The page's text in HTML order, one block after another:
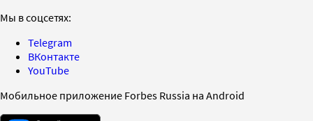
Мы в соцсетях:
Telegram
ВКонтакте
YouTube
Мобильное приложение Forbes Russia на Android